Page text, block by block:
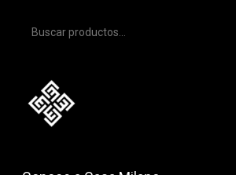
Buscar